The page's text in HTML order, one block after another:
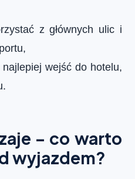
z głównych ulic i
wejść do hotelu,
– co warto
wyjazdem?